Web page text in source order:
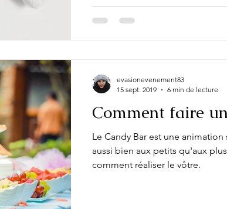
Comment faire
Le Candy Bar est une
aussi bien aux petits qu'aux
comment réaliser le vôtre.
evasionevenement83
15 sept. 2019
6 min de lecture